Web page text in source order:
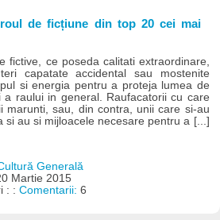
de ficțiune din top 20 cei mai
fictive, ce poseda calitati extraordinare,
capatate accidental sau mostenite
si energia pentru a proteja lumea de
a raului in general. Raufacatorii cu care
marunti, sau, din contra, unii care si-au
si au si mijloacele necesare pentru a [...]
Generală
Martie 2015
: : Comentarii: 6